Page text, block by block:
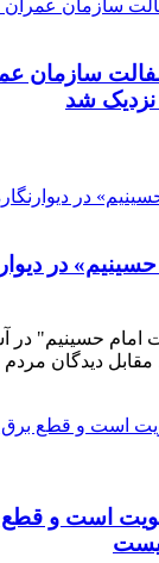
سازمان
در
امام حسینیم" در
مقابل دیدگان
است و